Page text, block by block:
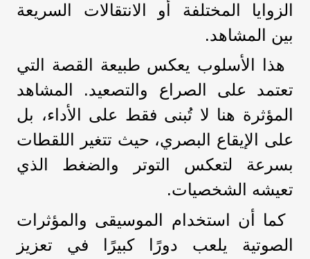
الزوايا المختلفة أو الانتقالات السريعة
بين المشاهد.
هذا الأسلوب يعكس طبيعة القصة التي
تعتمد على الصراع والتصعيد. المشاهد
المؤثرة هنا لا تُبنى فقط على الأداء، بل
على الإيقاع البصري، حيث تتغير اللقطات
بسرعة لتعكس التوتر والضغط الذي
تعيشه الشخصيات.
كما أن استخدام الموسيقى والمؤثرات
الصوتية يلعب دورًا كبيرًا في تعزيز